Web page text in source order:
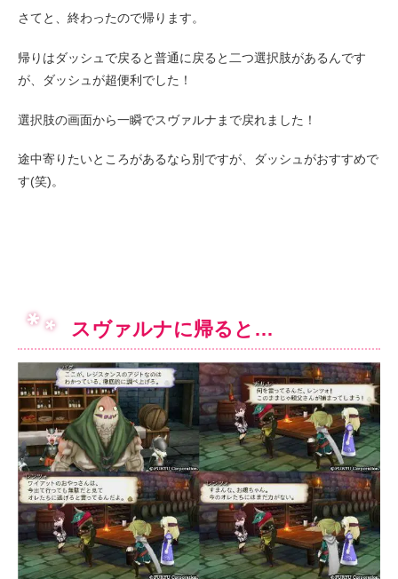
さてと、終わったので帰ります。
帰りはダッシュで戻ると普通に戻ると二つ選択肢があるんです
が、ダッシュが超便利でした！
選択肢の画面から一瞬でスヴァルナまで戻れました！
途中寄りたいところがあるなら別ですが、ダッシュがおすすめで
す(笑)。
スヴァルナに帰ると…